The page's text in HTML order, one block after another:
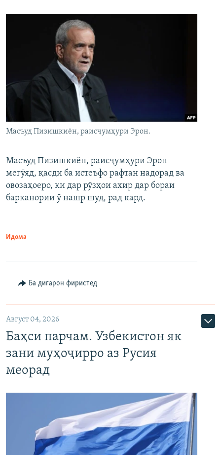
Масъуд Пизишкиён, раисҷумҳури Эрон.
Масъуд Пизишкиён, раисҷумҳури Эрон
мегӯяд, қасди ба истеъфо рафтан надорад ва
овозаҳоеро, ки дар рӯзҳои ахир дар бораи
барканории ӯ нашр шуд, рад кард.
Идома
Ба дигарон фиристед
Август 04, 2026
Баҳси парчам. Узбекистон як
зани муҳоҷирро аз Русия
меорад